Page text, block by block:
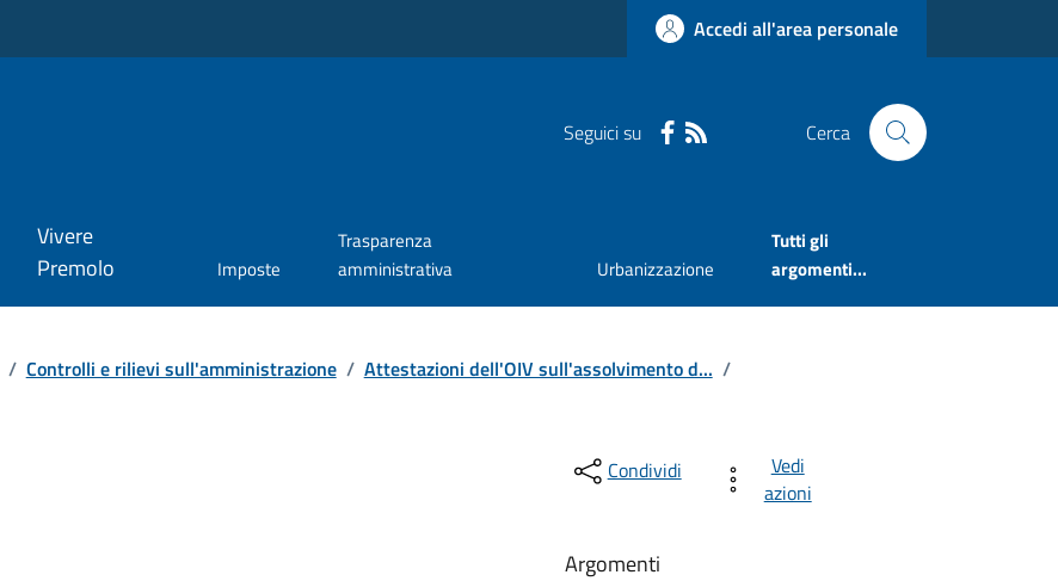
Accedi all'area personale
Seguici su Cerca
Vivere
Premolo
Imposte
Trasparenza
amministrativa
Urbanizzazione
Tutti gli
argomenti...
/ Controlli e rilievi sull'amministrazione / Attestazioni dell'OIV sull'assolvimento d... /
Condividi
Vedi
azioni
Argomenti